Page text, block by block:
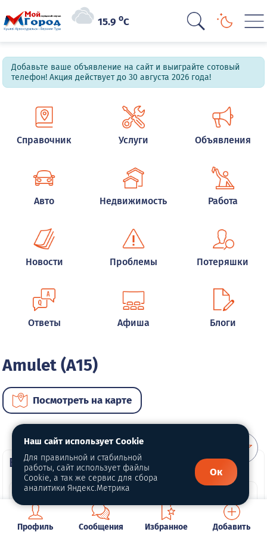
15.9oC
Добавьте ваше объявление на сайт и выиграйте сотовый
телефон! Акция действует до 30 августа 2026 года!
Справочник Услуги Объявления
Авто Недвижимость Работа
Новости Проблемы Потеряшки
Ответы Афиша Блоги
Amulet (A15)
Посмотреть на карте
ВИП автомобили
Профиль Сообщения Избранное Добавить
Наш сайт использует Cookie
Для правильной и стабильной
работы, сайт использует файлы
Cookie, а так же сервис для сбора
аналитики Яндекс.Метрика
Ок